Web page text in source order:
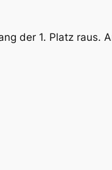
der 1. Platz raus.